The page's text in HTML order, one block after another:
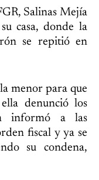
Salinas Mejía
casa, donde la
se repitió en
menor para que
denunció los
informó a las
fiscal y ya se
su condena,